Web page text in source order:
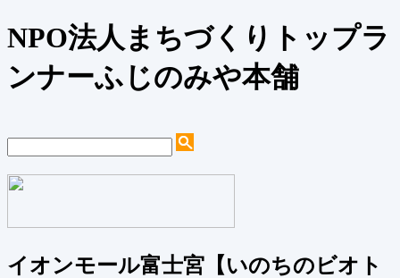
NPO法人まちづくりトップラ
ンナーふじのみや本舗
イオンモール富士宮【いのちのビオト